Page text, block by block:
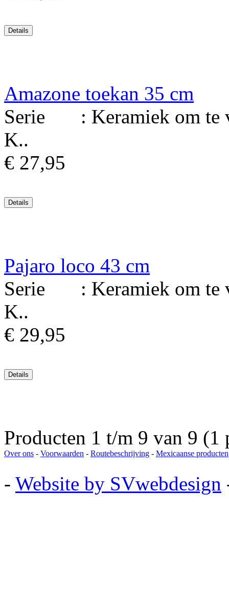
Amazone toekan 35 cm
Serie : Keramiek om te
K..
€ 27,95
Pajaro loco 43 cm
Serie : Keramiek om te
K..
€ 29,95
Producten 1 t/m 9 van 9 (1
Over ons - Voorwaarden - Routebeschrijving - Mexicaanse producten
- Website by SVwebdesign